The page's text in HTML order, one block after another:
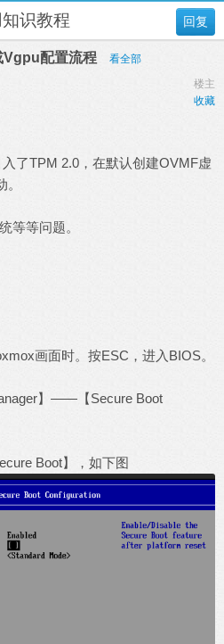
回复
识教程
Vgpu配置流程
看全部
楼主
收藏
了TPM 2.0，在默认创建OVMF虚
等等问题。
画面时。按ESC，进入BIOS。
】——【Secure Boot
Boot】，如下图